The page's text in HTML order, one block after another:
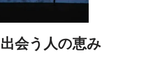
会う人の恵み